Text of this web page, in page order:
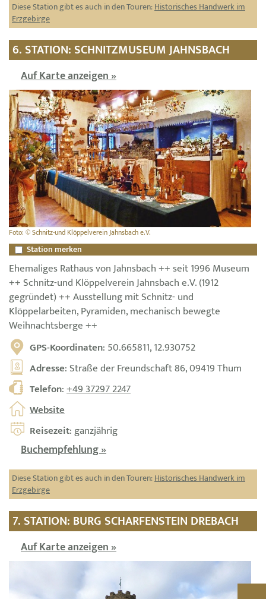
Diese Station gibt es auch in den Touren:Historisches Handwerk im
Erzgebirge
6. STATION: SCHNITZMUSEUM JAHNSBACH
Auf Karte anzeigen »
Foto: © Schnitz-und Klöppelverein Jahnsbach e.V.
Station merken
Ehemaliges Rathaus von Jahnsbach ++ seit 1996 Museum
++ Schnitz-und Klöppelverein Jahnsbach e.V. (1912
gegründet) ++ Ausstellung mit Schnitz- und
Klöppelarbeiten, Pyramiden, mechanisch bewegte
Weihnachtsberge ++
GPS-Koordinaten: 50.665811, 12.930752
Adresse: Straße der Freundschaft 86, 09419 Thum
Telefon:+49 37297 2247
Website
Reisezeit: ganzjährig
Buchempfehlung »
Diese Station gibt es auch in den Touren:Historisches Handwerk im
Erzgebirge
7. STATION: BURG SCHARFENSTEIN DREBACH
Auf Karte anzeigen »